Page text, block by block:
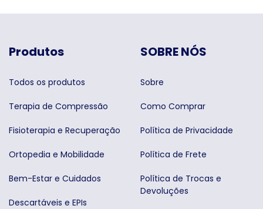
Produtos
Todos os produtos
Terapia de Compressão
Fisioterapia e Recuperação
Ortopedia e Mobilidade
Bem-Estar e Cuidados
Descartáveis e EPIs
SOBRE NÓS
Sobre
Como Comprar
Política de Privacidade
Política de Frete
Política de Trocas e
Devoluções